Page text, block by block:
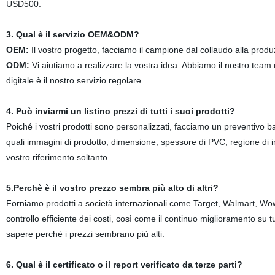
USD500.
3. Qual è il servizio OEM&ODM?
OEM: Il vostro progetto, facciamo il campione dal collaudo alla
ODM: Vi aiutiamo a realizzare la vostra idea. Abbiamo il nostro
digitale è il nostro servizio regolare.
4. Può inviarmi un listino prezzi di tutti i suoi prodotti?
Poiché i vostri prodotti sono personalizzati, facciamo un preventivo
quali immagini di prodotto, dimensione, spessore di PVC, regione
vostro riferimento soltanto.
5.Perchè è il vostro prezzo sembra più alto di altri?
Forniamo prodotti a società internazionali come Target, Walmart,
controllo efficiente dei costi, così come il continuo miglioramento su
sapere perché i prezzi sembrano più alti.
6. Qual è il certificato o il report verificato da terze parti?